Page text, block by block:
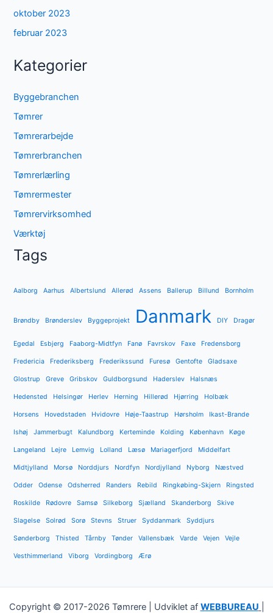
oktober 2023
februar 2023
Kategorier
Byggebranchen
Tømrer
Tømrerarbejde
Tømrerbranchen
Tømrerlærling
Tømrermester
Tømrervirksomhed
Værktøj
Tags
Aalborg Aarhus Albertslund Allerød Assens Ballerup Billund Bornholm
Brøndby Brønderslev Byggeprojekt Danmark DIY Dragør
Egedal Esbjerg Faaborg-Midtfyn Fanø Favrskov Faxe Fredensborg
Fredericia Frederiksberg Frederikssund Furesø Gentofte Gladsaxe
Glostrup Greve Gribskov Guldborgsund Haderslev Halsnæs
Hedensted Helsingør Herlev Herning Hillerød Hjørring Holbæk
Horsens Hovedstaden Hvidovre Høje-Taastrup Hørsholm Ikast-Brande
Ishøj Jammerbugt Kalundborg Kerteminde Kolding København Køge
Langeland Lejre Lemvig Lolland Læsø Mariagerfjord Middelfart
Midtjylland Morsø Norddjurs Nordfyn Nordjylland Nyborg Næstved
Odder Odense Odsherred Randers Rebild Ringkøbing-Skjern Ringsted
Roskilde Rødovre Samsø Silkeborg Sjælland Skanderborg Skive
Slagelse Solrød Sorø Stevns Struer Syddanmark Syddjurs
Sønderborg Thisted Tårnby Tønder Vallensbæk Varde Vejen Vejle
Vesthimmerland Viborg Vordingborg Ærø
Copyright © 2017-2026 Tømrere | Udviklet af WEBBUREAU